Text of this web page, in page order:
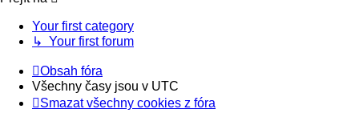
Your first category
↳ Your first forum
Obsah fóra
Všechny časy jsou v UTC
Smazat všechny cookies z fóra